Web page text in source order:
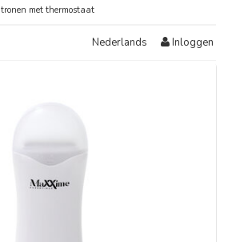
met thermostaat
Nederlands Inloggen